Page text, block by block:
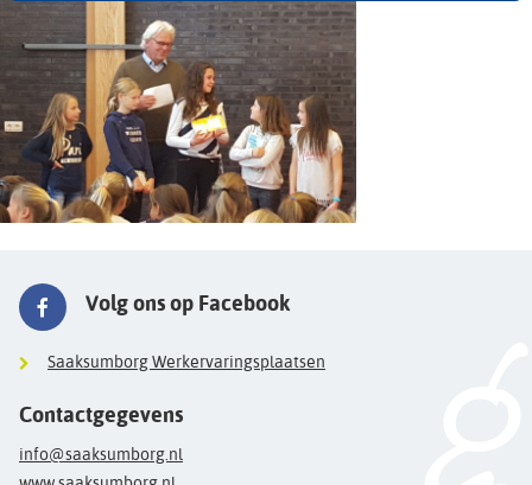
Volg ons op Facebook
Saaksumborg Werkervaringsplaatsen
Contactgegevens
info@saaksumborg.nl